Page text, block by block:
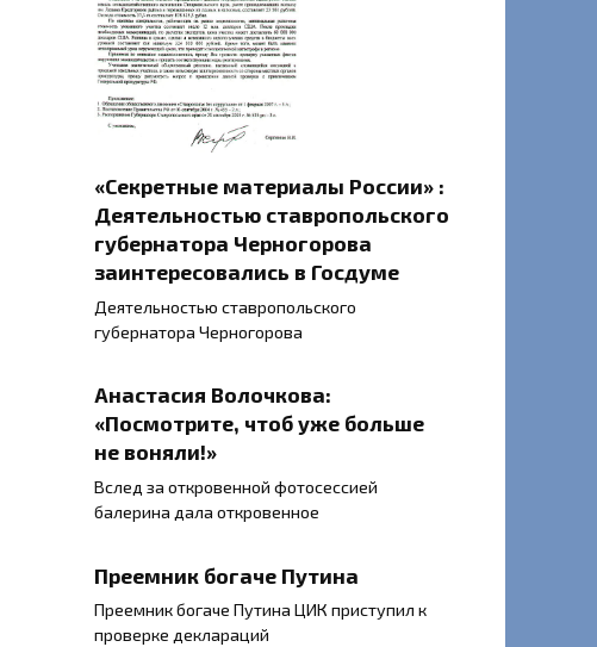
«Секретные материалы России» :
Деятельностью ставропольского
губернатора Черногорова
заинтересовались в Госдуме
Деятельностью ставропольского
губернатора Черногорова
Анастасия Волочкова:
«Посмотрите, чтоб уже больше
не воняли!»
Вслед за откровенной фотосессией
балерина дала откровенное
Преемник богаче Путина
Преемник богаче Путина ЦИК приступил к
проверке деклараций